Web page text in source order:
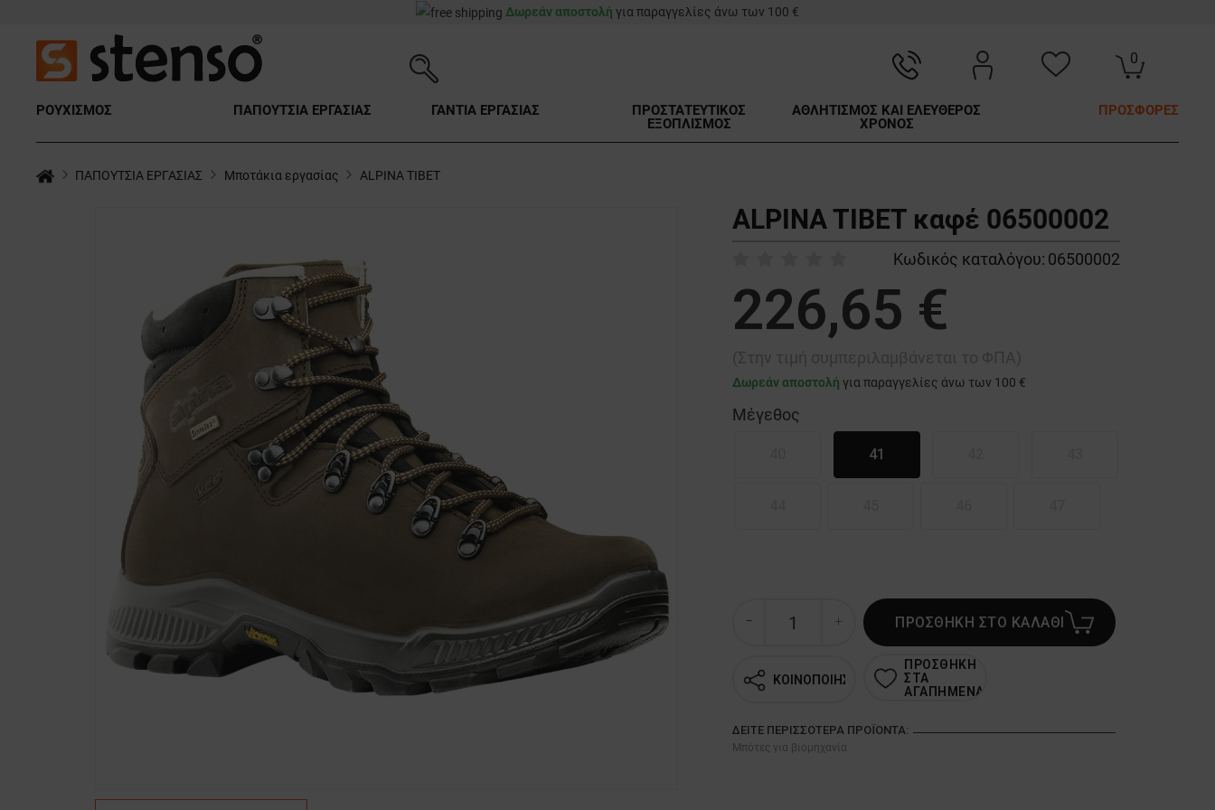
Δωρεάν αποστολή για παραγγελίες άνω των 100 €
0
ΡΟΥΧΙΣΜΟΣ ΠΑΠΟΥΤΣΙΑ ΕΡΓΑΣΙΑΣ ΓΑΝΤΙΑ ΕΡΓΑΣΙΑΣ
ΠΡΟΣΤΑΤΕΥΤΙΚΟΣ
ΕΞΟΠΛΙΣΜΟΣ
ΑΘΛΗΤΙΣΜΟΣ ΚΑΙ ΕΛΕΥΘΕΡΟΣ
ΧΡΟΝΟΣ
ΠΡΟΣΦΟΡΕΣ
ΠΑΠΟΥΤΣΙΑ ΕΡΓΑΣΙΑΣ Μποτάκια εργασίας ALPINA TIBET
ALPINA TIBET καφέ 06500002
Κωδικός καταλόγου: 06500002
226,65 €
Δωρεάν αποστολή για παραγγελίες άνω των 100 €
Μέγεθος
41
ΠΡΟΣΘΗΚΗ ΣΤΟ ΚΑΛΑΘΙ
ΚΟΙΝΟΠΟΙΗΣΗ
ΠΡΟΣΘΗΚΗ
ΣΤΑ
ΑΓΑΠΗΜΕΝΑ
ΔΕΊΤΕ ΠΕΡΙΣΣΌΤΕΡΑ ΠΡΟΪΌΝΤΑ:
Μπότες για βιομηχανία